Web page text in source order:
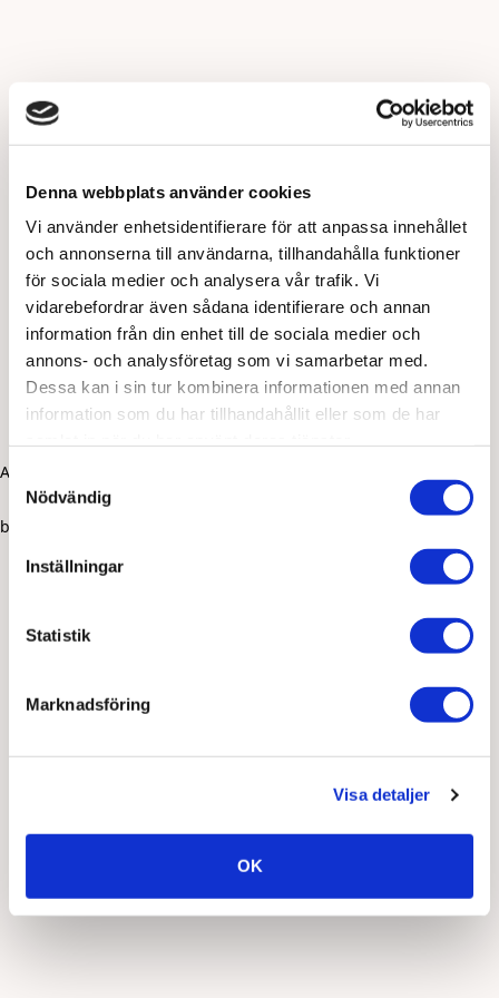
Denna webbplats använder cookies
Vi använder enhetsidentifierare för att anpassa innehållet
och annonserna till användarna, tillhandahålla funktioner
för sociala medier och analysera vår trafik. Vi
vidarebefordrar även sådana identifierare och annan
information från din enhet till de sociala medier och
annons- och analysföretag som vi samarbetar med.
Dessa kan i sin tur kombinera informationen med annan
information som du har tillhandahållit eller som de har
Samtyckesval
Nödvändig
Inställningar
Statistik
Marknadsföring
Visa detaljer
OK
Application error: a client-side exception has occurred (see the
browser console for more information)